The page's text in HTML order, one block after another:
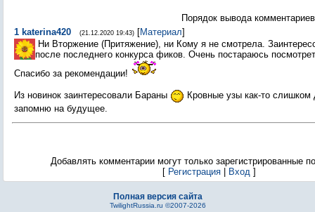
Порядок вывода
1 katerina420 (21.12.2020 19:43) [Материал]
Ни Вторжение (Притяжение), ни Кому я не смотрела.
после последнего конкурса фиков. Очень постараюсь
Спасибо за рекомендации!
Из новинок заинтересовали Бараны
Кровные узы как-то слишком
запомню на будущее.
Добавлять комментарии могут только зарегистрированные
[ Регистрация| Вход]
Полная версия сайта
TwilightRussia.ru ©2007-2026